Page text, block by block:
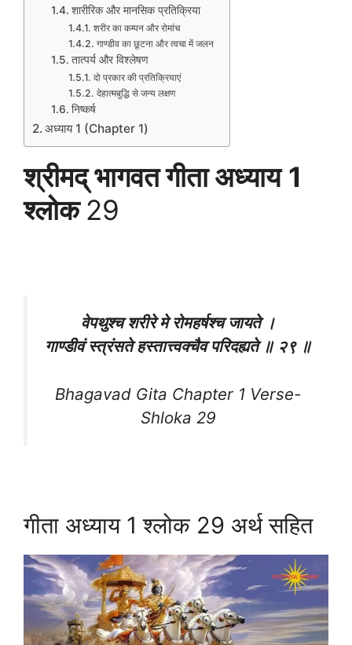
शारीरिक और मानसिक प्रतिक्रिया
शरीर का कम्पन और रोमांच
गाण्डीव का छूटना और त्वचा में जलन
तात्पर्य और विश्लेषण
दो प्रकार की प्रतिक्रियाएं
देहात्मबुद्धि से जन्य लक्षण
निष्कर्ष
अध्याय 1 (Chapter 1)
श्रीमद् भागवत गीता अध्याय 1
श्लोक29
वेपथुश्च शरीरे मे रोमहर्षश्च जायते ।
गाण्डीवं स्त्रंसते हस्तात्त्वक्चैव परिदह्यते ॥ २९ ॥
Bhagavad Gita Chapter 1 Verse-
Shloka 29
गीता अध्याय 1 श्लोक 29 अर्थ सहित